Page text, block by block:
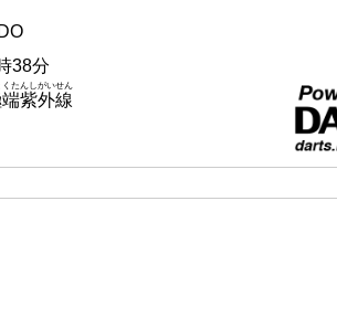
38分
紫外線
くたんしがいせん